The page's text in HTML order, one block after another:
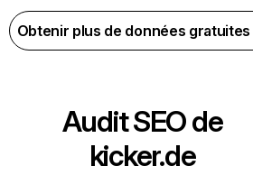
Obtenir plus de données
Audit SEO de
kicker.de